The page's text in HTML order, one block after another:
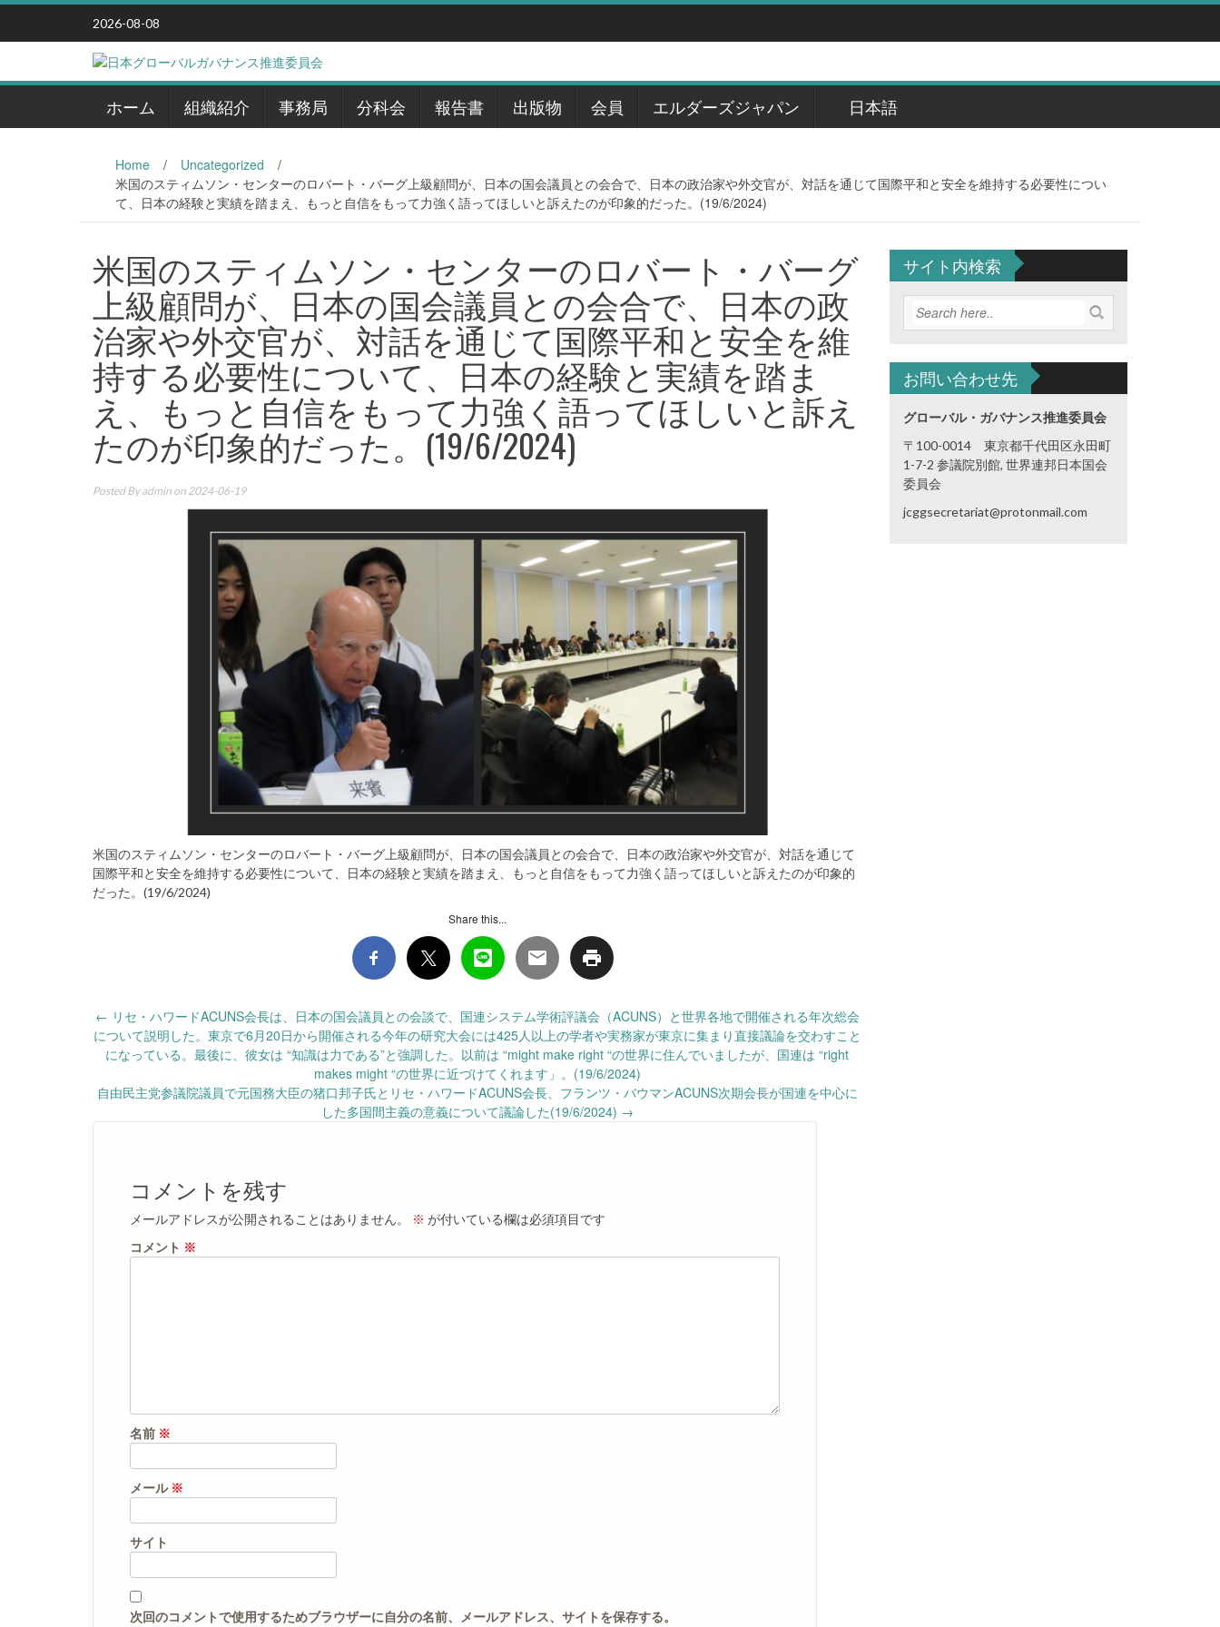
Skip
content
2026-08-08
ホーム 組織紹介 事務局 分科会 報告書 出版物 会員 エルダーズジャパン 日本語
Home / Uncategorized
/
米国のスティムソン・センターのロバート・バーグ上級顧問が、日本の国会議員との会合で、日本の政治家や外交官が、対話を通じて国際平和と安全を維持する必要性につい
て、日本の経験と実績を踏まえ、もっと自信をもって力強く語ってほしいと訴えたのが印象的だった。(19/6/2024)
米国のスティムソン・センターのロバート・バーグ
上級顧問が、日本の国会議員との会合で、日本の政
治家や外交官が、対話を通じて国際平和と安全を維
持する必要性について、日本の経験と実績を踏ま
え、もっと自信をもって力強く語ってほしいと訴え
たのが印象的だった。(19/6/2024)
Posted Byadmin on 2024-06-19
米国のスティムソン・センターのロバート・バーグ上級顧問が、日本の国会議員との会合で、日本の政治家や外交官が、対話を通じて
国際平和と安全を維持する必要性について、日本の経験と実績を踏まえ、もっと自信をもって力強く語ってほしいと訴えたのが印象的
だった。(19/6/2024)
Share this...
Post
navigation
← リセ・ハワードACUNS会長は、日本の国会議員との会談で、国連システム学術評議会（ACUNS）と世界各地で開催される年次総会
について説明した。東京で6月20日から開催される今年の研究大会には425人以上の学者や実務家が東京に集まり直接議論を交わすこと
になっている。最後に、彼女は “知識は力である”と強調した。以前は “might make right “の世界に住んでいましたが、国連は “right
makes might “の世界に近づけてくれます」。(19/6/2024)
自由民主党参議院議員で元国務大臣の猪口邦子氏とリセ・ハワードACUNS会長、フランツ・バウマンACUNS次期会長が国連を中心に
した多国間主義の意義について議論した(19/6/2024) →
コメントを残す
メールアドレスが公開されることはありません。 ※ が付いている欄は必須項目です
コメント ※
名前 ※
メール ※
サイト
次回のコメントで使用するためブラウザーに自分の名前、メールアドレス、サイトを保存する。
サイト内検索
お問い合わせ先
グローバル・ガバナンス推進委員会
〒100-0014 東京都千代田区永田町
1-7-2 参議院別館, 世界連邦日本国会
委員会
jcggsecretariat@protonmail.com